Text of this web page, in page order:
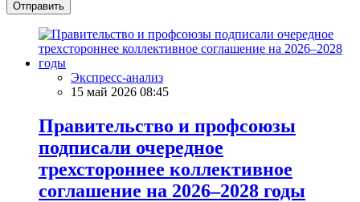
Отправить
Экспресс-анализ
15 май 2026 08:45
Правительство и профсоюзы
подписали очередное
трехстороннее коллективное
соглашение на 2026–2028 годы